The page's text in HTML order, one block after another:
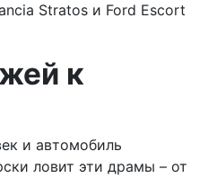
Stratos и Ford Escort
к
и автомобиль
ловит эти драмы – от